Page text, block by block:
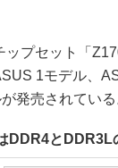
プセット「
1モデル、
発売されている
DDR4とDDR3L